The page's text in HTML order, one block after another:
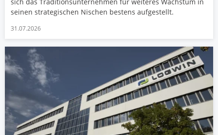
seinen strategischen Nischen bestens aufgestellt.
31.07.2026